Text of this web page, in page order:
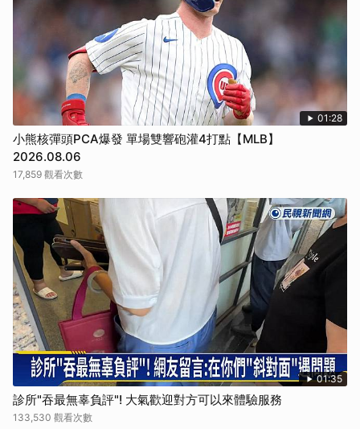
01:28
小熊核彈頭PCA爆發 單場雙響砲灌4打點【MLB】
2026.08.06
17,859 觀看次數
01:35
診所"吞最無辜負評"! 大氣歡迎對方可以來體驗服務
133,530 觀看次數